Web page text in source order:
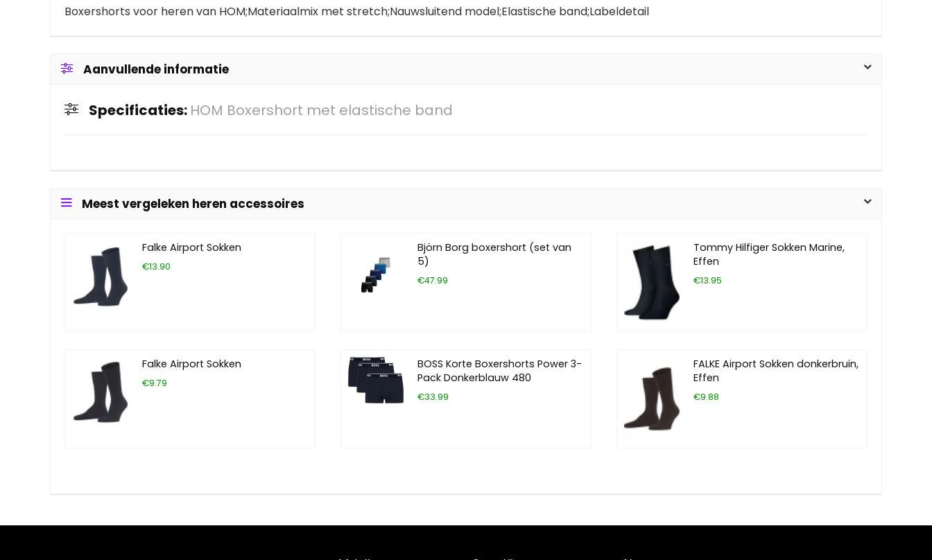
Boxershorts voor heren van HOM;Materiaalmix met stretch;Nauwsluitend model;Elastische band;Labeldetail
Aanvullende informatie
Specificaties: HOM Boxershort met elastische band
Meest vergeleken heren accessoires
Falke Airport Sokken
€13.90
Björn Borg boxershort (set van
5)
€47.99
Tommy Hilfiger Sokken Marine,
Effen
€13.95
Falke Airport Sokken
€9.79
BOSS Korte Boxershorts Power 3-
Pack Donkerblauw 480
€33.99
FALKE Airport Sokken donkerbruin,
Effen
€9.88